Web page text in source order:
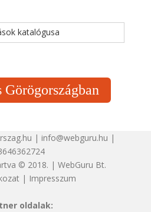
katalógusa
Görögországban
| info@webguru.hu |
© 2018. | WebGuru Bt.
| Impresszum
oldalak: